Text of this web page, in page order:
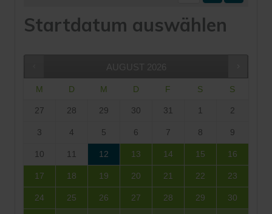
Startdatum auswählen
AUGUST 2026
M D M D F S S
27 28 29 30 31 1 2
3 4 5 6 7 8 9
10 11 12 13 14 15 16
17 18 19 20 21 22 23
24 25 26 27 28 29 30